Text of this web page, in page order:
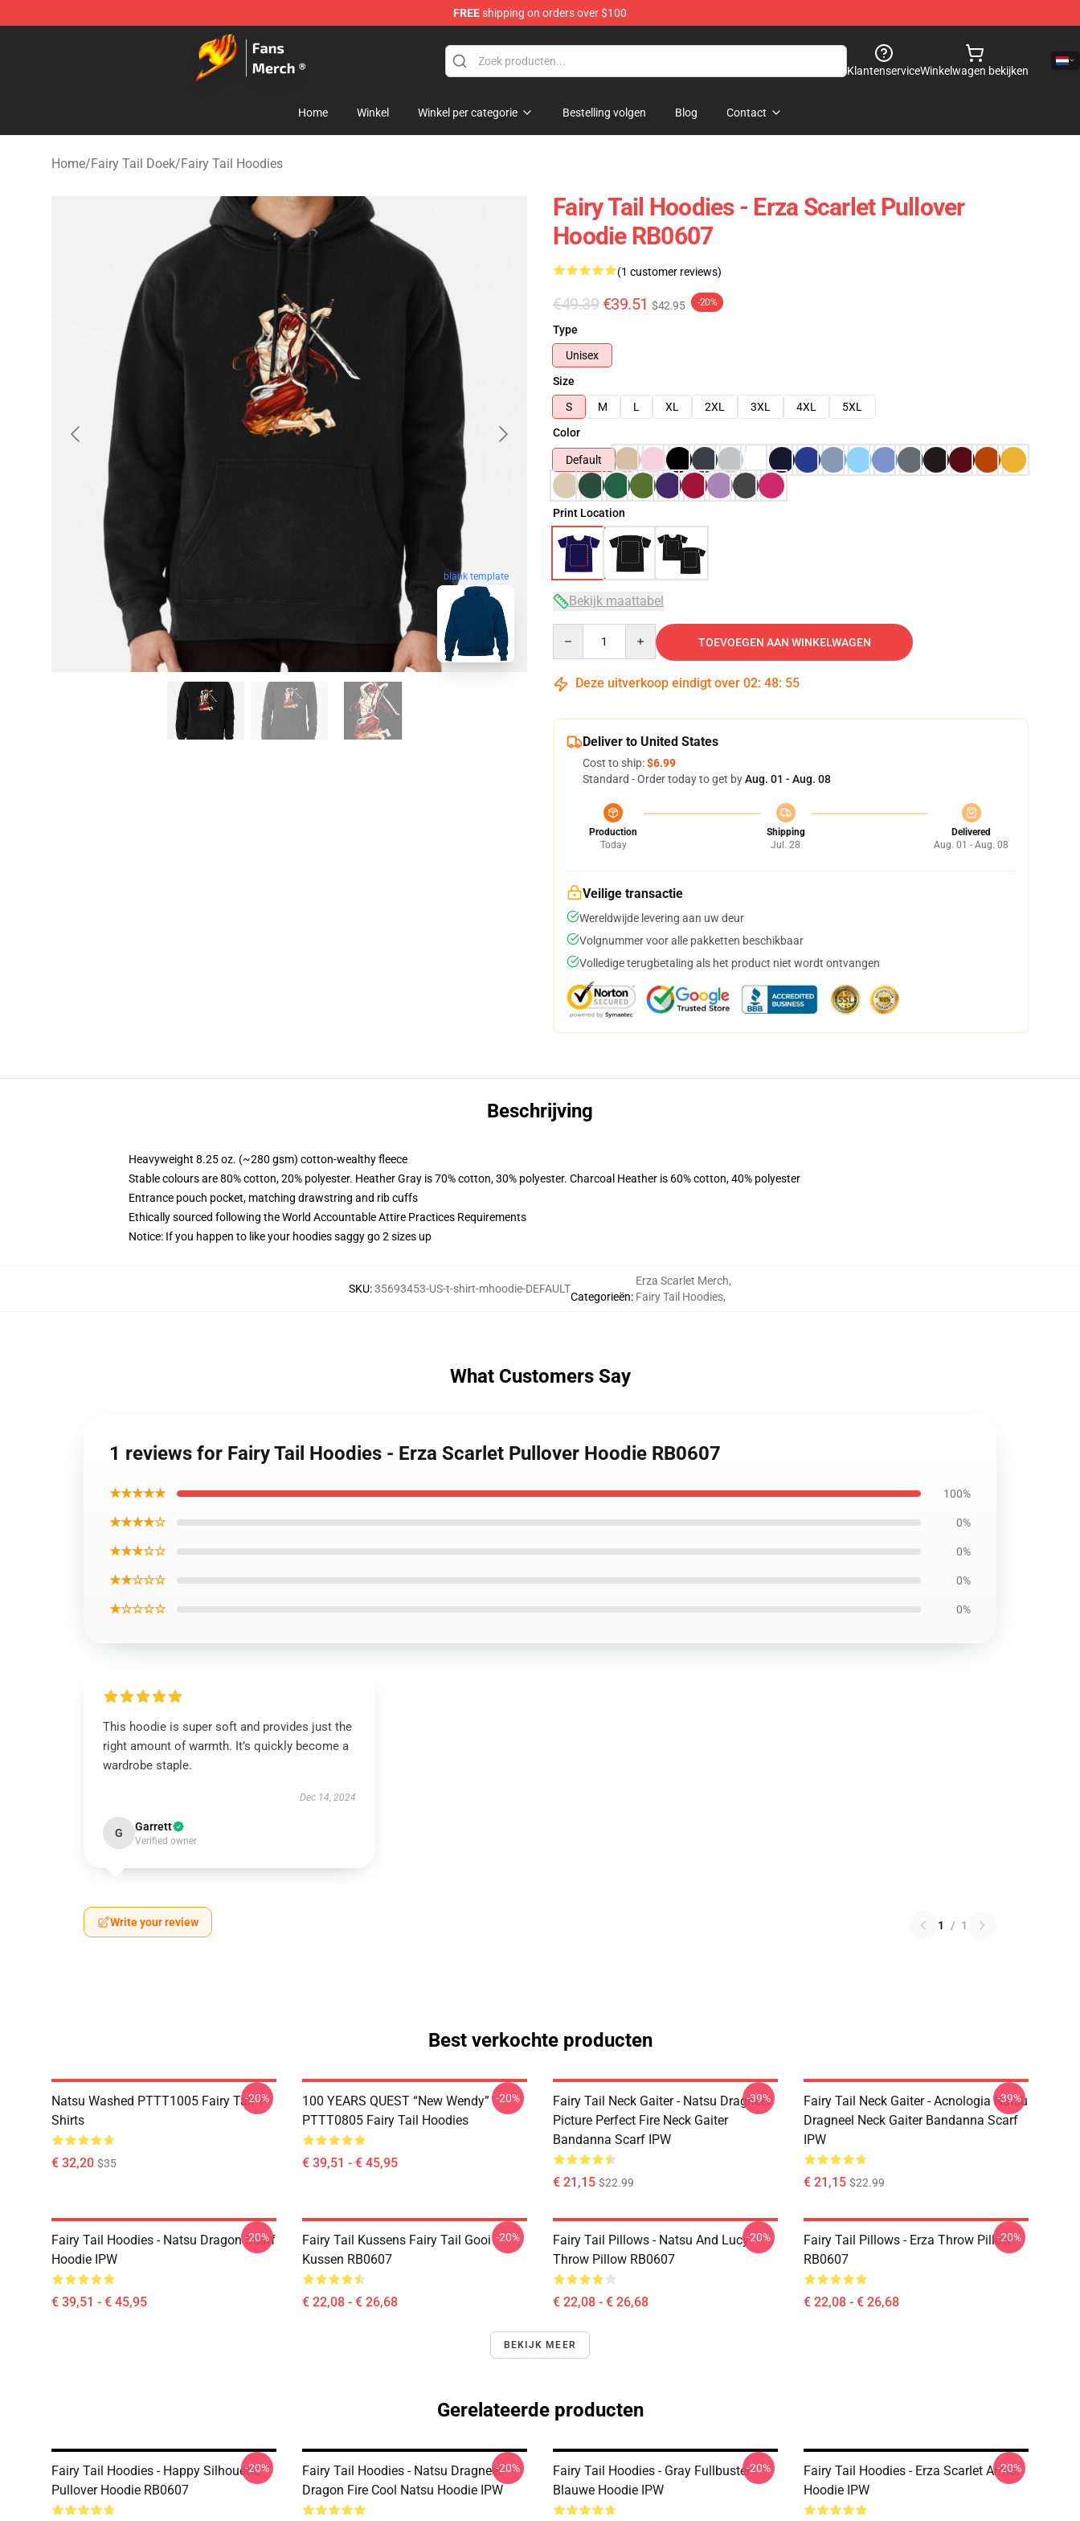
FREEshipping on orders over $100
Fairy Tail Store - Official Fairy Tail Merchandise Shop
KlantenserviceWinkelwagen bekijken
Home Winkel Winkel per categorie Bestelling volgen Blog Contact
Home/Fairy Tail Doek/Fairy Tail Hoodies
blank template
Fairy Tail Hoodies - Erza Scarlet Pullover
Hoodie RB0607
(1 customer reviews)
€49.39 €39.51 $42.95 -20%
Type
Unisex
Size
S
M L XL 2XL 3XL 4XL
5XL
Color
Default
Print Location
Bekijk maattabel
TOEVOEGEN AAN WINKELWAGEN
Deze uitverkoop eindigt over 02: 48: 54
Deliver to United States
Cost to ship:$6.99
Standard - Order today to get byAug. 01 - Aug. 08
Production
Today
Shipping
Jul. 28
Delivered
Aug. 01 - Aug. 08
Veilige transactie
Wereldwijde levering aan uw deur
Volgnummer voor alle pakketten beschikbaar
Volledige terugbetaling als het product niet wordt ontvangen
Beschrijving
Heavyweight 8.25 oz. (~280 gsm) cotton-wealthy fleece
Stable colours are 80% cotton, 20% polyester. Heather Gray is 70% cotton, 30% polyester. Charcoal Heather is 60% cotton, 40% polyester
Entrance pouch pocket, matching drawstring and rib cuffs
Ethically sourced following the World Accountable Attire Practices Requirements
Notice: If you happen to like your hoodies saggy go 2 sizes up
SKU:35693453-US-t-shirt-mhoodie-DEFAULT
Categorieën:
Erza Scarlet Merch,
Fairy Tail Hoodies,
What Customers Say
1 reviews for Fairy Tail Hoodies - Erza Scarlet Pullover Hoodie RB0607
★★★★★ 100%
★★★★☆ 0%
★★★☆☆ 0%
★★☆☆☆ 0%
★☆☆☆☆ 0%
This hoodie is super soft and provides just the
right amount of warmth. It’s quickly become a
wardrobe staple.
Dec 14, 2024
G Garrett
Verified owner
Write your review 1 / 1
Best verkochte producten
Natsu Washed PTTT1005 Fairy Tail T-
Shirts
€ 32,20 $35
-20%
100 YEARS QUEST “New Wendy”
PTTT0805 Fairy Tail Hoodies
€ 39,51 - € 45,95
-20%
Fairy Tail Neck Gaiter - Natsu Dragneel
Picture Perfect Fire Neck Gaiter
Bandanna Scarf IPW
€ 21,15 $22.99
-39%
Fairy Tail Neck Gaiter - Acnologia Natsu
Dragneel Neck Gaiter Bandanna Scarf
IPW
€ 21,15 $22.99
-39%
Fairy Tail Hoodies - Natsu Dragon Scarf
Hoodie IPW
€ 39,51 - € 45,95
-20%
Fairy Tail Kussens Fairy Tail Gooi
Kussen RB0607
€ 22,08 - € 26,68
-20%
Fairy Tail Pillows - Natsu And Lucy
Throw Pillow RB0607
€ 22,08 - € 26,68
-20%
Fairy Tail Pillows - Erza Throw Pillow
RB0607
€ 22,08 - € 26,68
-20%
BEKIJK MEER
Gerelateerde producten
Fairy Tail Hoodies - Happy Silhouette
Pullover Hoodie RB0607
-20%
Fairy Tail Hoodies - Natsu Dragneel
Dragon Fire Cool Natsu Hoodie IPW
-20%
Fairy Tail Hoodies - Gray Fullbuster
Blauwe Hoodie IPW
-20%
Fairy Tail Hoodies - Erza Scarlet Armor
Hoodie IPW
-20%